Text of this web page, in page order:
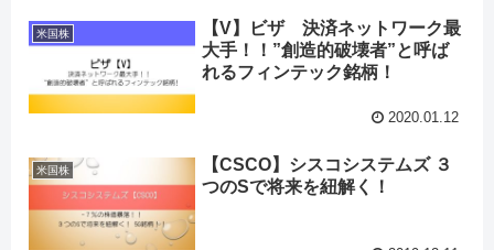
米国株
【V】ビザ 決済ネットワーク最
大手！！”創造的破壊者”と呼ば
れるフィンテック銘柄！
2020.01.12
米国株
【CSCO】シスコシステムズ ３
つのSで将来を紐解く！